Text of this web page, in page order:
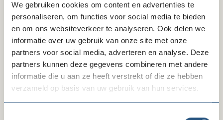
We gebruiken cookies om content en advertenties te
personaliseren, om functies voor social media te bieden
en om ons websiteverkeer te analyseren. Ook delen we
informatie over uw gebruik van onze site met onze
partners voor social media, adverteren en analyse. Deze
partners kunnen deze gegevens combineren met andere
informatie die u aan ze heeft verstrekt of die ze hebben
verzameld op basis van uw gebruik van hun services.
10-07-26
Reactie FD-artikel gegevensverzameling